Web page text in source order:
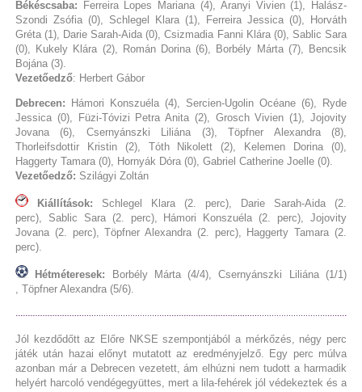
Békéscsaba:
Ferreira Lopes Mariana (4), Aranyi Vivien (1), Halász-
Szondi Zsófia (0), Schlegel Klara (1), Ferreira Jessica (0), Horváth
Gréta (1), Darie Sarah-Aida (0), Csizmadia Fanni Klára (0), Sablic Sara
(0), Kukely Klára (2), Román Dorina (6), Borbély Márta (7), Bencsik
Bojána (3).
Vezetőedző: Herbert Gábor
Debrecen: Hámori Konszuéla (4), Sercien-Ugolin Océane (6), Ryde
Jessica (0), Füzi-Tóvizi Petra Anita (2), Grosch Vivien (1), Jojovity
Jovana (6), Csernyánszki Liliána (3), Töpfner Alexandra (8),
Thorleifsdottir Kristin (2), Tóth Nikolett (2), Kelemen Dorina (0),
Haggerty Tamara (0), Hornyák Dóra (0), Gabriel Catherine Joelle (0).
Vezetőedző: Szilágyi Zoltán
Kiállítások: Schlegel Klara (2. perc), Darie Sarah-Aida (2.
perc), Sablic Sara (2. perc), Hámori Konszuéla (2. perc), Jojovity
Jovana (2. perc), Töpfner Alexandra (2. perc), Haggerty Tamara (2.
perc).
Hétméteresek:
Borbély Márta (4/4), Csernyánszki Liliána (1/1)​
, Töpfner Alexandra (5/6).
Jól kezdődőtt az Előre NKSE szempontjából a mérkőzés, négy perc
játék után hazai előnyt mutatott az eredményjelző. Egy perc múlva
azonban már a Debrecen vezetett, ám elhúzni nem tudott a harmadik
helyért harcoló vendégegyüttes, mert a lila-fehérek jól védekeztek és a